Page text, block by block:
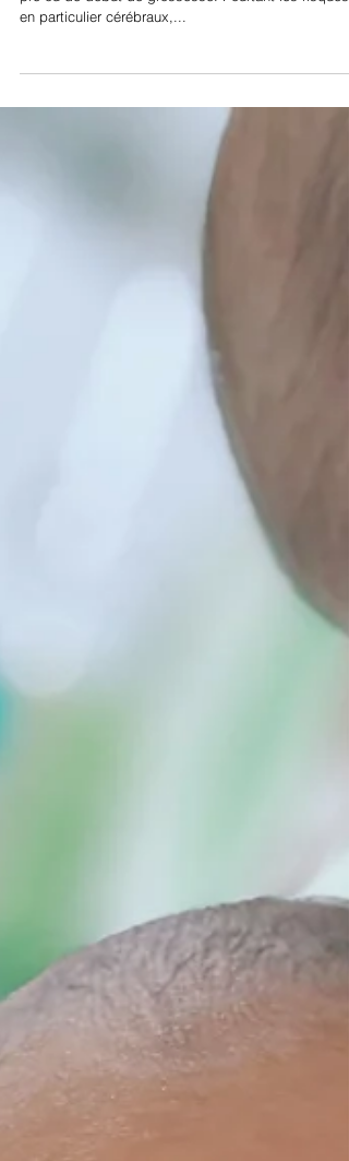
Le sujet est rarement abordé lors des consultations